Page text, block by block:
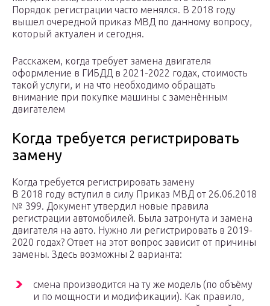
Порядок регистрации часто менялся. В 2018 году
вышел очередной приказ МВД по данному вопросу,
который актуален и сегодня.
Расскажем, когда требует замена двигателя
оформление в ГИБДД в 2021-2022 годах, стоимость
такой услуги, и на что необходимо обращать
внимание при покупке машины с заменённым
двигателем
Когда требуется регистрировать
замену
Когда требуется регистрировать замену
В 2018 году вступил в силу Приказ МВД от 26.06.2018
№ 399. Документ утвердил новые правила
регистрации автомобилей. Была затронута и замена
двигателя на авто. Нужно ли регистрировать в 2019-
2020 годах? Ответ на этот вопрос зависит от причины
замены. Здесь возможны 2 варианта:
смена производится на ту же модель (по объёму
и по мощности и модификации). Как правило,